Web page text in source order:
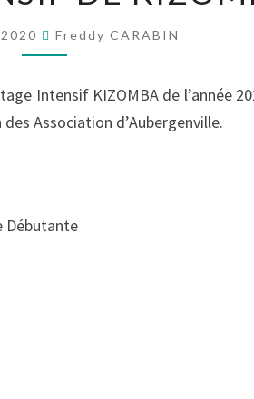
KIZOMBA
Freddy CARABIN
Intensif KIZOMBA de l’année
Association d’Aubergenville.
Débutante